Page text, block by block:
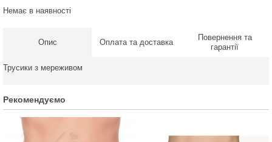
Немає в наявності
Опис Оплата та доставка
Повернення та
гарантії
Трусики з мереживом
Рекомендуємо